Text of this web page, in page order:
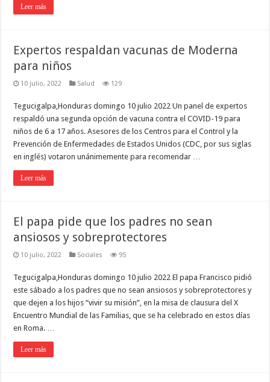
Leer más
Expertos respaldan vacunas de Moderna
para niños
10 julio, 2022 Salud 129
Tegucigalpa,Honduras domingo 10 julio 2022 Un panel de expertos
respaldó una segunda opción de vacuna contra el COVID-19 para
niños de 6 a 17 años. Asesores de los Centros para el Control y la
Prevención de Enfermedades de Estados Unidos (CDC, por sus siglas
en inglés) votaron unánimemente para recomendar …
Leer más
El papa pide que los padres no sean
ansiosos y sobreprotectores
10 julio, 2022 Sociales 95
Tegucigalpa,Honduras domingo 10 julio 2022 El papa Francisco pidió
este sábado a los padres que no sean ansiosos y sobreprotectores y
que dejen a los hijos “vivir su misión”, en la misa de clausura del X
Encuentro Mundial de las Familias, que se ha celebrado en estos días
en Roma. …
Leer más